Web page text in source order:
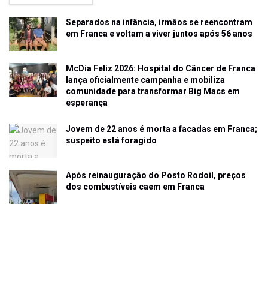
Separados na infância, irmãos se reencontram
em Franca e voltam a viver juntos após 56 anos
McDia Feliz 2026: Hospital do Câncer de Franca
lança oficialmente campanha e mobiliza
comunidade para transformar Big Macs em
esperança
Jovem de 22 anos é morta a facadas em Franca;
suspeito está foragido
Após reinauguração do Posto Rodoil, preços
dos combustíveis caem em Franca